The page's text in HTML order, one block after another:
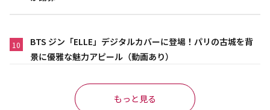
10
BTS ジン「ELLE」デジタルカバーに登場！パリの古城を背
景に優雅な魅力アピール（動画あり）
もっと見る